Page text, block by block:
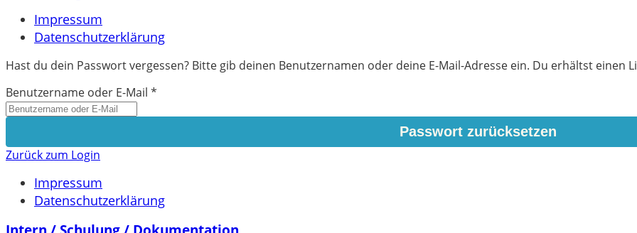
Impressum
Datenschutzerklärung
Hast du dein Passwort vergessen? Bitte gib deinen Benutzernamen oder deine E-Mail-Adresse ein. Du erhältst einen
Benutzername oder E-Mail *
Zurück zum Login
Impressum
Datenschutzerklärung